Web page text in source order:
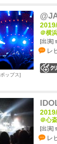
＠横
[出演]
レ
ポップス
＠心
[出演]
レ